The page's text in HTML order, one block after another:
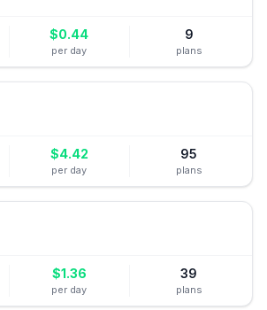
$0.44
per day
9
plans
$4.42
per day
95
plans
$1.36
per day
39
plans